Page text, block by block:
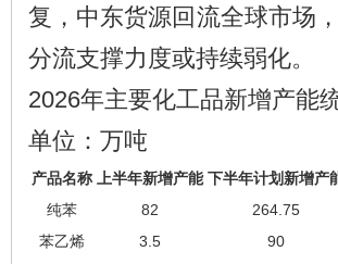
复，中东货源回流全球市场
分流支撑力度或持续弱化。
2026年主要化工品新增产能
单位：万吨
产品名称 上半年新增产能 下半年计划新增产
纯苯
82
264.75
苯乙烯
3.5 90